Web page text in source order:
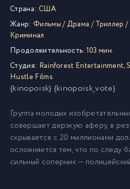
Страна: США
Жанр: Фильмы/Драма /Триллер /
Криминал
Продолжительность:103 мин.
Студия: Rainforest Entertainment,
Hustle Films
{kinopoisk} {kinopoisk_vote}
Группа молодых
совершает дерзкую аферу, в
скрывается с 20 миллионами
осложняется тем, что по следу
сильный соперник —